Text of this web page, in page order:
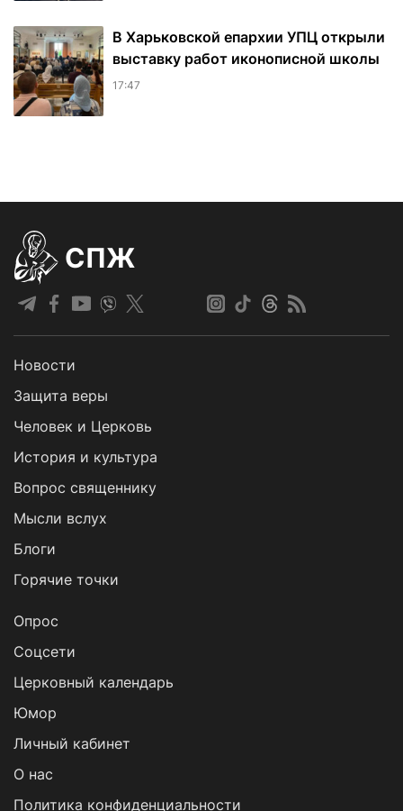
В Харьковской епархии УПЦ открыли
выставку работ иконописной школы
17:47
СПЖ
Новости
Защита веры
Человек и Церковь
История и культура
Вопрос священнику
Мысли вслух
Блоги
Горячие точки
Опрос
Cоцсети
Церковный календарь
Юмор
Личный кабинет
О нас
Политика конфиденциальности